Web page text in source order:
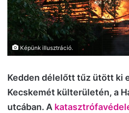
Képünk illusztráció.
Kedden délelőtt tűz ütött ki
Kecskemét külterületén, a
utcában. A